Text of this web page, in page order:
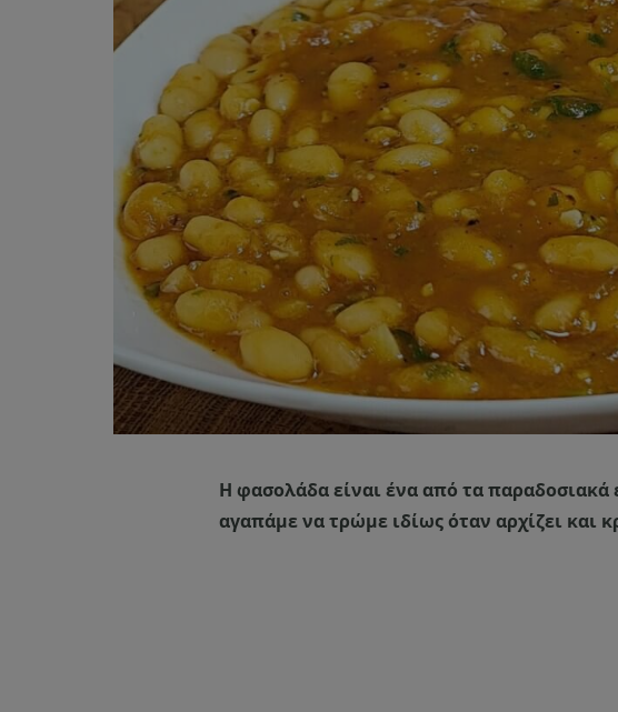
Η φασολάδα είναι ένα από τα
αγαπάμε να τρώμε ιδίως όταν αρχίζει και